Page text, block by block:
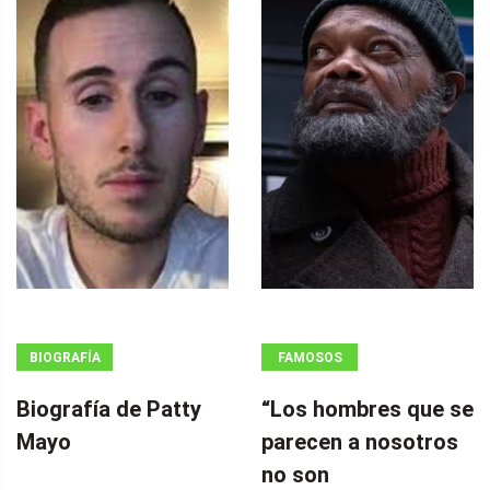
BIOGRAFÍA
Biografía de Patty
Mayo
FAMOSOS
“Los hombres que se
parecen a nosotros
no son